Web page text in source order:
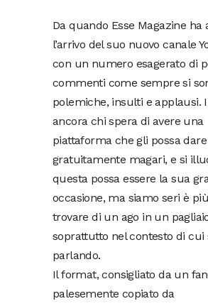
Da quando Esse Magazine ha
l’arrivo del suo nuovo canale
con un numero esagerato di
commenti come sempre si
polemiche, insulti e applausi.
ancora chi spera di avere una
piattaforma che gli possa
gratuitamente magari, e si
questa possa essere la sua
occasione, ma siamo seri è
trovare di un ago in un
soprattutto nel contesto di cui
parlando.
Il format, consigliato da un
palesemente copiato da